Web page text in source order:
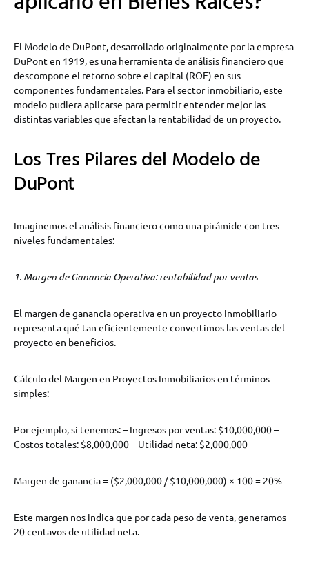
El Modelo de DuPont, desarrollado originalmente por la empresa
DuPont en 1919, es una herramienta de análisis financiero que
descompone el retorno sobre el capital (ROE) en sus
componentes fundamentales. Para el sector inmobiliario, este
modelo pudiera aplicarse para permitir entender mejor las
distintas variables que afectan la rentabilidad de un proyecto.
Los Tres Pilares del Modelo de
DuPont
Imaginemos el análisis financiero como una pirámide con tres
niveles fundamentales:
1. Margen de Ganancia Operativa: rentabilidad por ventas
El margen de ganancia operativa en un proyecto inmobiliario
representa qué tan eficientemente convertimos las ventas del
proyecto en beneficios.
Cálculo del Margen en Proyectos Inmobiliarios en términos
simples:
Por ejemplo, si tenemos: – Ingresos por ventas: $10,000,000 –
Costos totales: $8,000,000 – Utilidad neta: $2,000,000
Margen de ganancia = ($2,000,000 / $10,000,000) × 100 = 20%
Este margen nos indica que por cada peso de venta, generamos
20 centavos de utilidad neta.